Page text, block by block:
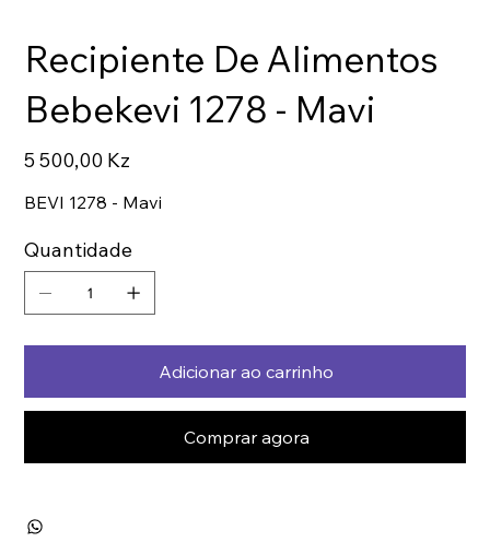
Recipiente De Alimentos
Bebekevi 1278 - Mavi
Preço
5 500,00 Kz
BEVI 1278 - Mavi
Quantidade
Adicionar ao carrinho
Comprar agora